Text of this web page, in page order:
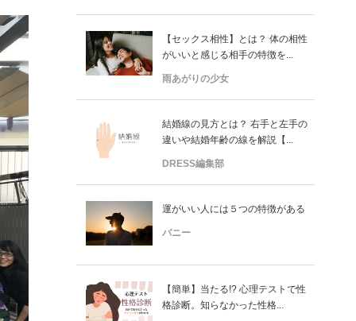
【セックス相性】とは？ 体の相性
がいいと感じる相手の特徴を...
雨あがりの少女
結婚線の見方とは？ 右手と左手の
違いや結婚年齢の線を解説【...
DRESS編集部
運がいい人には５つの特徴がある
バニー
【簡単】当たる!? 心理テストで性
格診断。知らなかった性格...